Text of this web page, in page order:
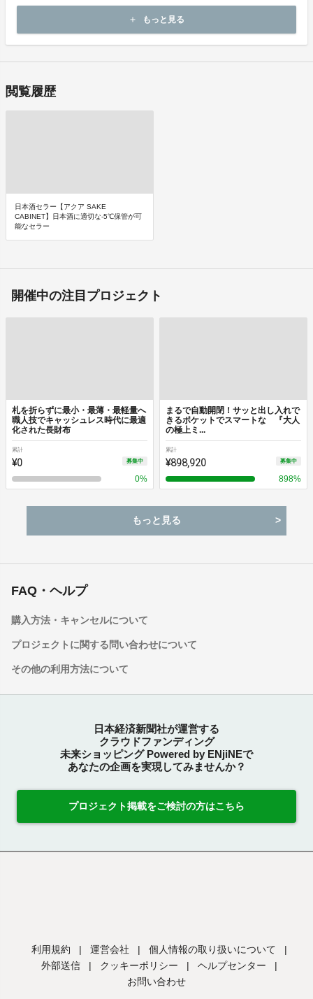
キャンセルはできません。
決済完了後の返金は一切できません。
add もっと見る
閲覧履歴
日本酒セラー【アクア SAKE
CABINET】日本酒に適切な-5℃保管が可
能なセラー
開催中の注目プロジェクト
札を折らずに最小・最薄・最軽量へ
職人技でキャッシュレス時代に最適
化された長財布
累計
¥0 募集中
0%
まるで自動開閉！サッと出し入れで
きるポケットでスマートな 『大人
の極上ミ...
累計
¥898,920 募集中
898%
もっと見る
FAQ・ヘルプ
購入方法・キャンセルについて
プロジェクトに関する問い合わせについて
その他の利用方法について
日本経済新聞社が運営する
クラウドファンディング
未来ショッピング Powered by ENjiNEで
あなたの企画を実現してみませんか？
プロジェクト掲載をご検討の方はこちら
利用規約 | 運営会社 | 個人情報の取り扱いについて
|
外部送信
| クッキーポリシー | ヘルプセンター
|
お問い合わせ